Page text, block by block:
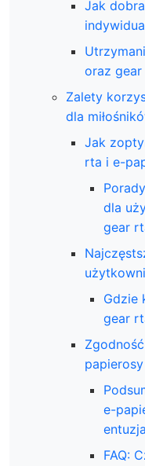
Jak
oraz
Zalety
dla
Jak
rta i e-
dla
gear
Gdzie
gear
e-
FAQ: